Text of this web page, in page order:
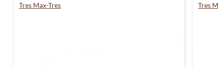
Tres Max-Tres Tres